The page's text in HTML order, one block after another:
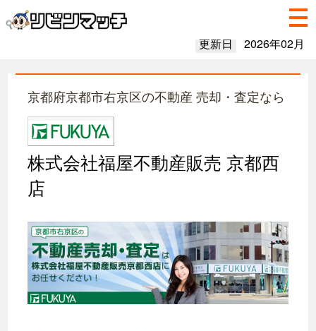
更新日 2026年02月
京都府京都市右京区の不動産 売却・査定なら
株式会社福屋不動産販売 京都西
店